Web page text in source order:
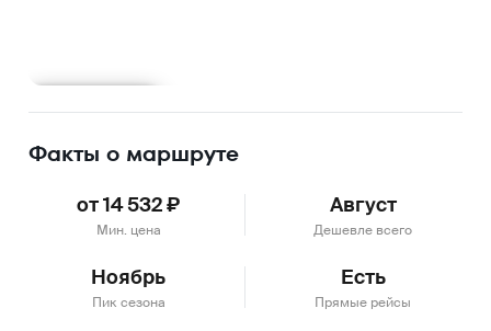
Факты о маршруте
от 14 532 ₽
Мин. цена
Август
Дешевле всего
Ноябрь
Пик сезона
Есть
Прямые рейсы